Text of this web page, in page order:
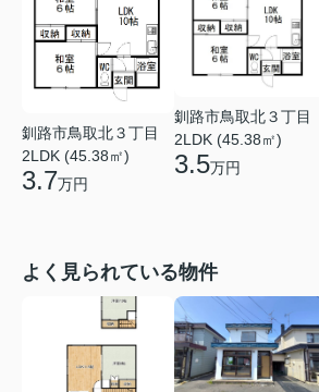
釧路市鳥取北３丁目
2LDK (45.38㎡)
3.7万円
釧路市鳥取北３丁目
2LDK (45.38㎡)
3.5万円
よく見られている物件